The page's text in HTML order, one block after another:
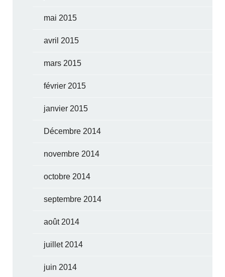
mai 2015
avril 2015
mars 2015
février 2015
janvier 2015
Décembre 2014
novembre 2014
octobre 2014
septembre 2014
août 2014
juillet 2014
juin 2014